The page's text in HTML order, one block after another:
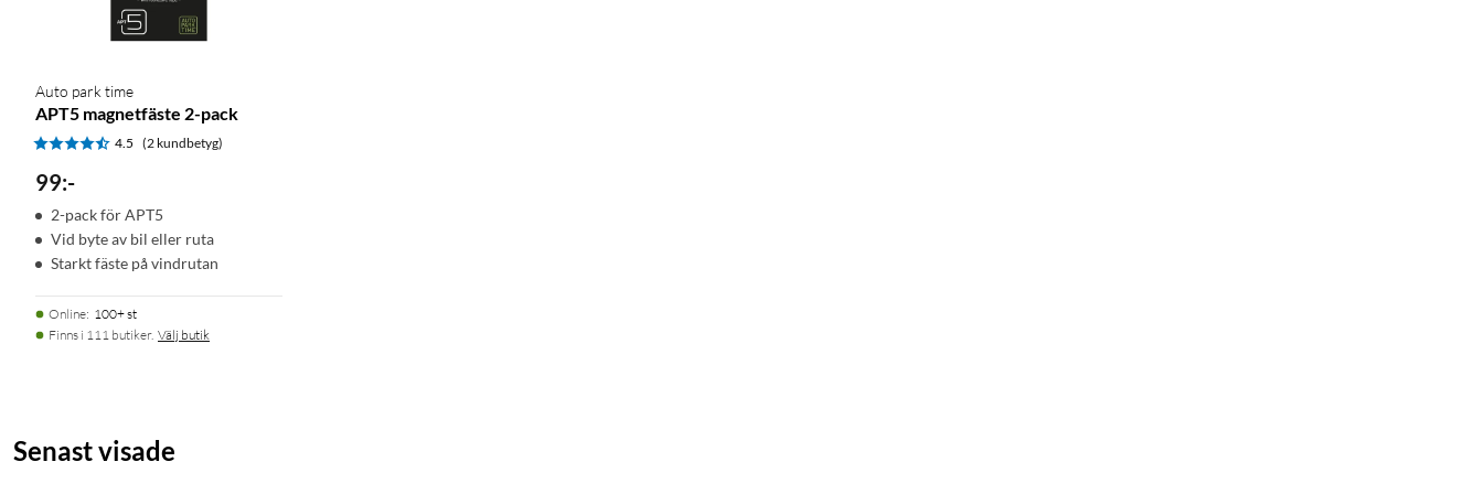
Auto park time
APT5 magnetfäste 2-pack
4.5 (2 kundbetyg)
99:-
2-pack för APT5
Vid byte av bil eller ruta
Starkt fäste på vindrutan
Online: 100+ st
Finns i 111 butiker. Välj butik
Senast visade